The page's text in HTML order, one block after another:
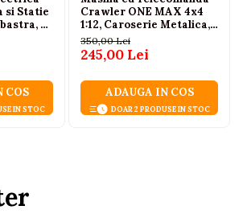
si Statie
3
COS
IN STOC
Crawler ONE MAX 4x4
1:12, Caroserie Metalica,
Suspensie cu Arcuri, Roti
din Cauciuc, 2.4GHz,
Auriu, 6 Ani+
350,00 Lei
245,00 Lei
ADAUGA IN COS
DOAR 2 PRODUSE IN STOC